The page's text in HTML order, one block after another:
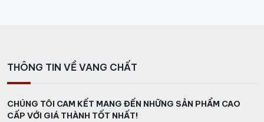
THÔNG TIN VỀ VANG CHẤT
CHÚNG TÔI CAM KẾT MANG ĐẾN NHỮNG SẢN PHẨM CAO
CẤP VỚI GIÁ THÀNH TỐT NHẤT!